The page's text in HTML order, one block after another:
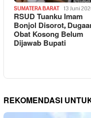
SUMATERA BARAT 13 Juni
RSUD Tuanku Imam
Bonjol Disorot,
Obat Kosong Belum
Dijawab Bupati
REKOMENDASI